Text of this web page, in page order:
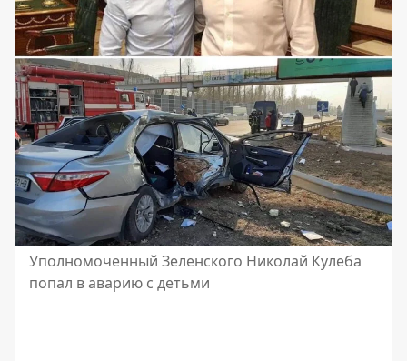
Уполномоченный Зеленского Николай Кулеба
попал в аварию с детьми